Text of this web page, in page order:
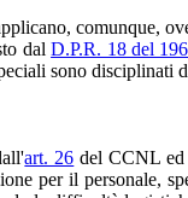
comunque,
dalD.P.R. 18 del
sono disciplinati
art. 26 del CCNL ed
per il personale,